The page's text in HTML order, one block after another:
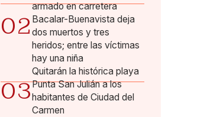
02
armado en carretera
Bacalar-Buenavista deja
dos muertos y tres
heridos; entre las víctimas
hay una niña
03
Quitarán la histórica playa
Punta San Julián a los
habitantes de Ciudad del
Carmen